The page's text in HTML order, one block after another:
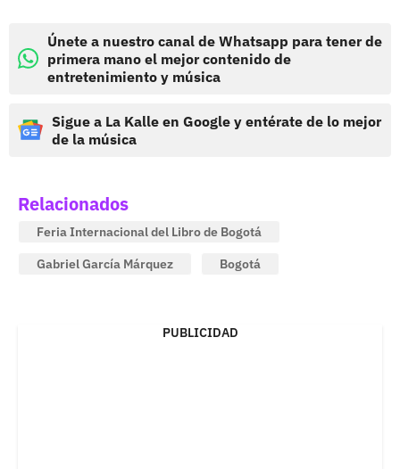
Únete a nuestro canal de Whatsapp para tener de
primera mano el mejor contenido de
entretenimiento y música
Sigue a La Kalle en Google y entérate de lo mejor
de la música
Relacionados
Feria Internacional del Libro de Bogotá
Gabriel García Márquez
Bogotá
PUBLICIDAD